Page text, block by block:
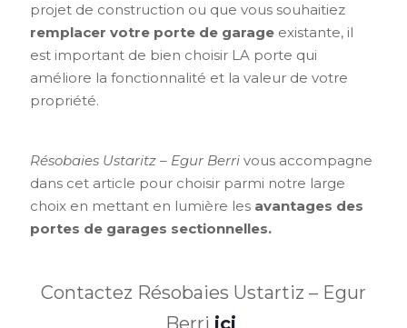
projet de construction ou que vous souhaitiez
remplacer votre porte de garage existante, il
est important de bien choisir LA porte qui
améliore la fonctionnalité et la valeur de votre
propriété.
Résobaies Ustaritz – Egur Berri vous accompagne
dans cet article pour choisir parmi notre large
choix en mettant en lumière les avantages des
portes de garages sectionnelles.
Contactez Résobaies Ustartiz – Egur
Berri ici